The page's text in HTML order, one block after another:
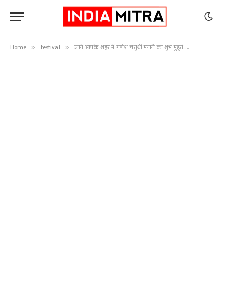
Home » festival » जाने आपके शहर में गणेश चतुर्थी मनाने का शुभ मुहूर्त…..